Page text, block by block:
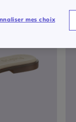
mes choix